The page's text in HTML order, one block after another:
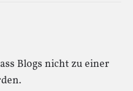
Blogs nicht zu einer